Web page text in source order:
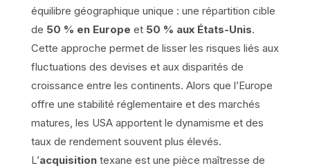
équilibre géographique unique : une répartition cible
de 50 % en Europe et 50 % aux États-Unis.
Cette approche permet de lisser les risques liés aux
fluctuations des devises et aux disparités de
croissance entre les continents. Alors que l’Europe
offre une stabilité réglementaire et des marchés
matures, les USA apportent le dynamisme et des
taux de rendement souvent plus élevés.
L’acquisitiontexane est une pièce maîtresse de